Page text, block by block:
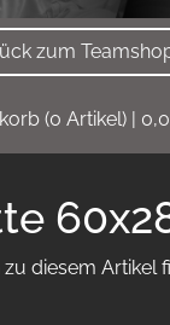
zum
(0 Artikel) |
diesem Artikel